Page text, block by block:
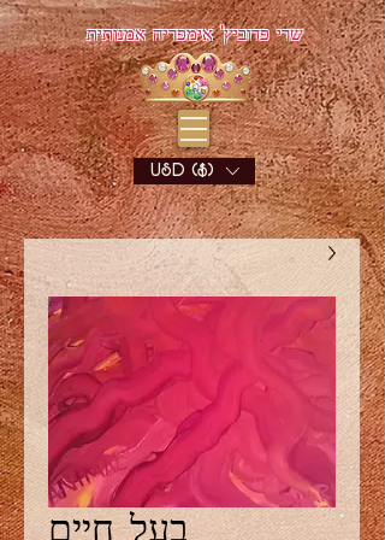
שרי פדוביץ' אימפריה אמנותית
USD ($)
בעל חיים